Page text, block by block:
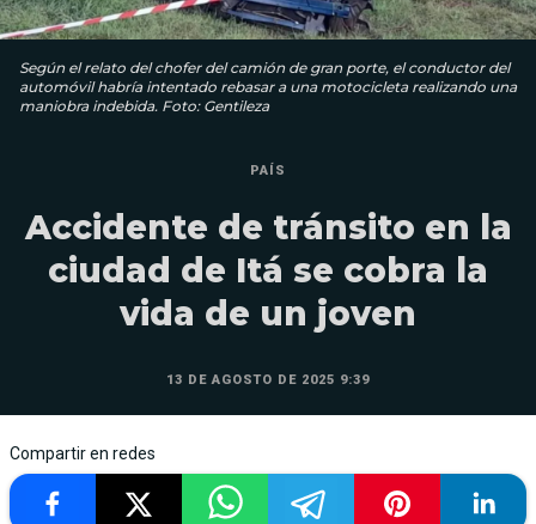
Según el relato del chofer del camión de gran porte, el conductor del
automóvil habría intentado rebasar a una motocicleta realizando una
maniobra indebida. Foto: Gentileza
PAÍS
Accidente de tránsito en la
ciudad de Itá se cobra la
vida de un joven
13 DE AGOSTO DE 2025 9:39
Compartir en redes